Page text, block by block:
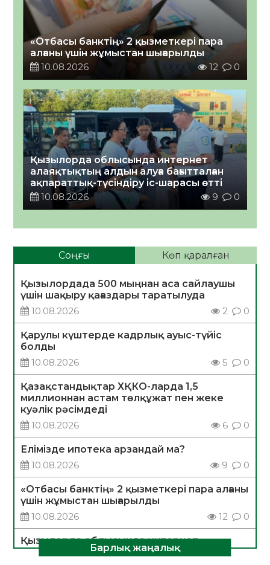
«Отбасы банктің» 2 қызметкері пара
алғаны үшін жұмыстан шығарылды
10.08.2026
12 0
Қызылорда облысында интернет
алаяқтықтың алдын алуға бағытталған
ақпараттық-түсіндіру іс-шарасы өтті
10.08.2026
9 0
Соңғы Көп қаралған
Қызылордада 500 мыңнан аса сайлаушы
үшін шақыру қағаздары таратылуда
10.08.2026
2 0
Қарулы күштерде кадрлық ауыс-түйіс
болды
10.08.2026
5 0
Қазақстандықтар ХҚКО-ларда 1,5
миллионнан астам төлқұжат пен жеке
куәлік рәсімдеді
10.08.2026
6 0
Елімізде ипотека арзандай ма?
10.08.2026
9 0
«Отбасы банктің» 2 қызметкері пара алғаны
үшін жұмыстан шығарылды
10.08.2026
12 0
Қызылорда облысында интернет
алаяқтықтың алдын алуға бағытталған
Барлық жаңалық